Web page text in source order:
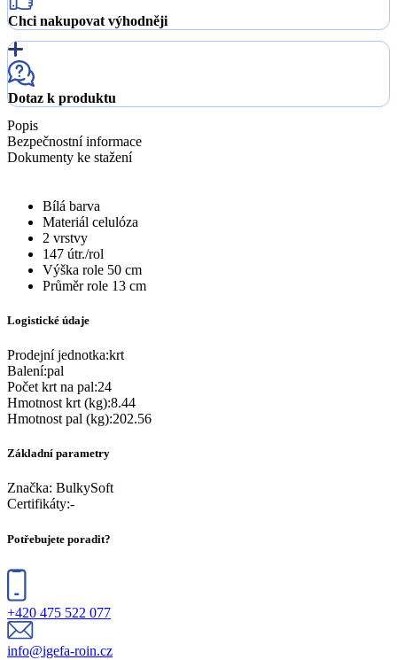
Chci nakupovat výhodněji
Dotaz k produktu
Popis
Bezpečnostní informace
Dokumenty ke stažení
Bílá barva
Materiál celulóza
2 vrstvy
147 útr./rol
Výška role 50 cm
Průměr role 13 cm
Logistické údaje
Prodejní jednotka:krt
Balení:pal
Počet krt na pal:24
Hmotnost krt (kg):8.44
Hmotnost pal (kg):202.56
Základní parametry
Značka: BulkySoft
Certifikáty:-
Potřebujete poradit?
+420 475 522 077
info@igefa-roin.cz